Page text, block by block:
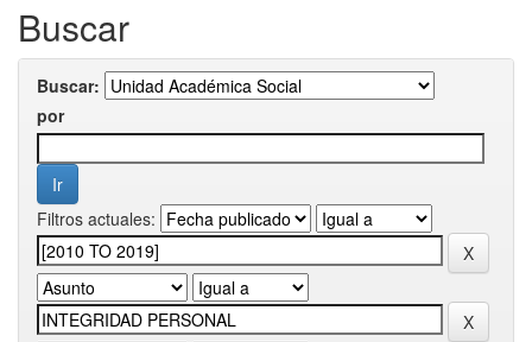
Buscar
Buscar:
por
Filtros actuales: